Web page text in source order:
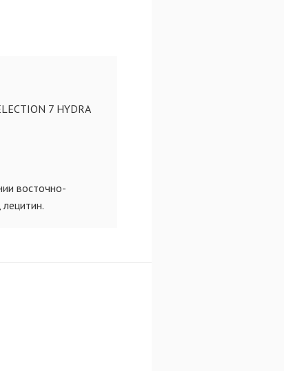
7 HYDRA
восточно-